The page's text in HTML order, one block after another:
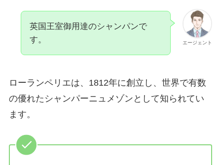
エージェント
英国王室御用達のシャンパンで
す。
ローランペリエは、1812年に創立し、世界で有数
の優れたシャンパーニュメゾンとして知られてい
ます。